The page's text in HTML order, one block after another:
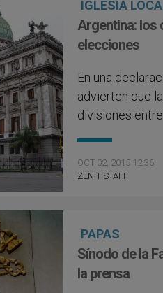
IGLESIA
Argentina: los
elecciones
En una
advierten que
divisiones
OCT 02, 2015 12:36
ZENIT STAFF
PAPAS
Sínodo de la
la prensa